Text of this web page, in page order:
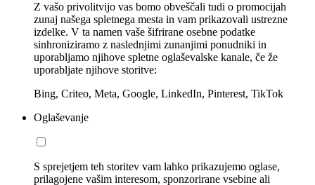
Z vašo privolitvijo vas bomo obveščali tudi o promocijah
zunaj našega spletnega mesta in vam prikazovali ustrezne
izdelke. V ta namen vaše šifrirane osebne podatke
sinhroniziramo z naslednjimi zunanjimi ponudniki in
uporabljamo njihove spletne oglaševalske kanale, če že
uporabljate njihove storitve:
Bing, Criteo, Meta, Google, LinkedIn, Pinterest, TikTok
Oglaševanje
S sprejetjem teh storitev vam lahko prikazujemo oglase,
prilagojene vašim interesom, sponzorirane vsebine ali